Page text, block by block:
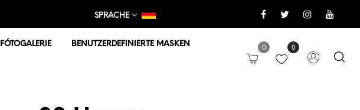
SPRACHE
FÓTOGALERIE BENUTZERDEFINIERTE MASKEN 0 0